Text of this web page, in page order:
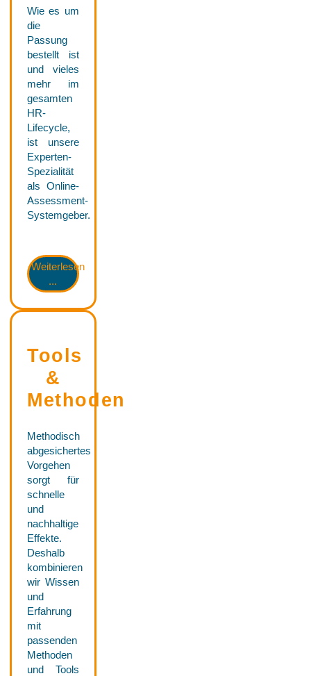
Wie es um
die
Passung
bestellt ist
und vieles
mehr im
gesamten
HR-
Lifecycle,
ist unsere
Experten-
Spezialität
als Online-
Assessment-
Systemgeber.
Weiterlesen
...
Tools
&
Methoden
Methodisch
abgesichertes
Vorgehen
sorgt für
schnelle
und
nachhaltige
Effekte.
Deshalb
kombinieren
wir Wissen
und
Erfahrung
mit
passenden
Methoden
und Tools